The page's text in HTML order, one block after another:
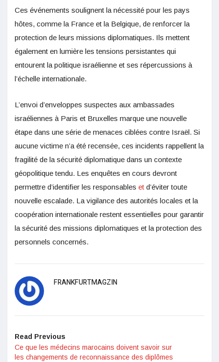
Ces événements soulignent la nécessité pour les pays
hôtes, comme la France et la Belgique, de renforcer la
protection de leurs missions diplomatiques. Ils mettent
également en lumière les tensions persistantes qui
entourent la politique israélienne et ses répercussions à
l’échelle internationale.
L’envoi d’enveloppes suspectes aux ambassades
israéliennes à Paris et Bruxelles marque une nouvelle
étape dans une série de menaces ciblées contre Israël. Si
aucune victime n’a été recensée, ces incidents rappellent la
fragilité de la sécurité diplomatique dans un contexte
géopolitique tendu. Les enquêtes en cours devront
permettre d’identifier les responsables et d’éviter toute
nouvelle escalade. La vigilance des autorités locales et la
coopération internationale restent essentielles pour garantir
la sécurité des missions diplomatiques et la protection des
personnels concernés.
FRANKFURTMAGZIN
Read Previous
Ce que les médecins marocains doivent savoir sur
les changements de reconnaissance des diplômes